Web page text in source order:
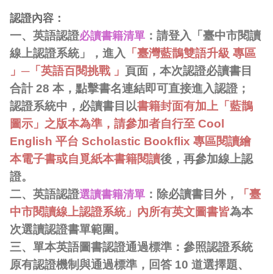
認證內容：
一、英語認證必讀書籍清單 ：請登入「臺中市閱讀
線上認證系統」，進入
「臺灣藍鵲雙語升級 專區
」─「英語百閱挑戰 」 頁面，本次認證必讀書目
合計 28 本，點擊書名連結即可直接進入認證；
認證系統中，必讀書目以書籍封面有加上「藍鵲
圖示」之版本為準，請參加者自行至 Cool
English 平台 Scholastic Bookflix 專區閱讀繪
本電子書或自覓紙本書籍閱讀後，再參加線上認
證。
二、英語認證選讀書籍清單 ：除必讀書目外，
「臺
中市閱讀線上認證系統」內所有英文圖書皆為本
次選讀認證書單範圍。
三、單本英語圖書認證通過標準：參照認證系統
原有認證機制與通過標準，回答 10 道選擇題、